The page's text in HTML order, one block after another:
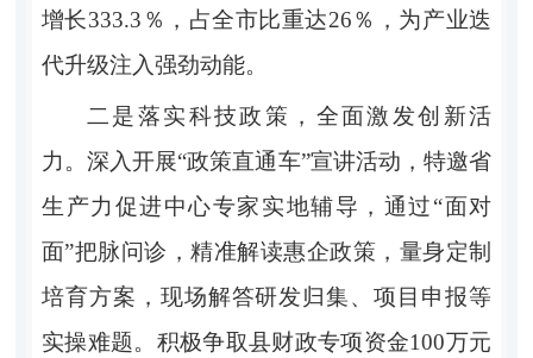
增长333.3％，占全市比重达26％，为产业迭
代升级注入强劲动能。
二是落实科技政策，全面激发创新活
力。深入开展“政策直通车”宣讲活动，特邀省
生产力促进中心专家实地辅导，通过“面对
面”把脉问诊，精准解读惠企政策，量身定制
培育方案，现场解答研发归集、项目申报等
实操难题。积极争取县财政专项资金100万元